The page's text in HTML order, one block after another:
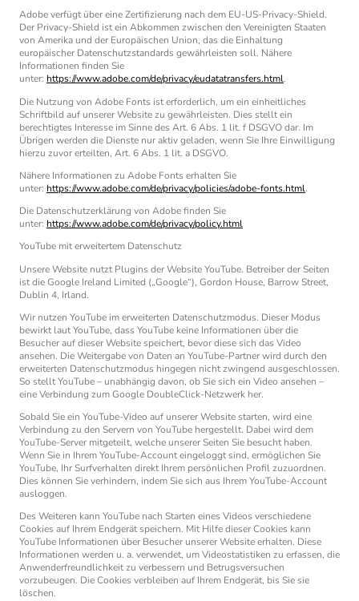
Adobe verfügt über eine Zertifizierung nach dem EU-US-Privacy-Shield.
Der Privacy-Shield ist ein Abkommen zwischen den Vereinigten Staaten
von Amerika und der Europäischen Union, das die Einhaltung
europäischer Datenschutzstandards gewährleisten soll. Nähere
Informationen finden Sie
unter: https://www.adobe.com/de/privacy/eudatatransfers.html.
Die Nutzung von Adobe Fonts ist erforderlich, um ein einheitliches
Schriftbild auf unserer Website zu gewährleisten. Dies stellt ein
berechtigtes Interesse im Sinne des Art. 6 Abs. 1 lit. f DSGVO dar. Im
Übrigen werden die Dienste nur aktiv geladen, wenn Sie Ihre Einwilligung
hierzu zuvor erteilten, Art. 6 Abs. 1 lit. a DSGVO.
Nähere Informationen zu Adobe Fonts erhalten Sie
unter: https://www.adobe.com/de/privacy/policies/adobe-fonts.html.
Die Datenschutzerklärung von Adobe finden Sie
unter: https://www.adobe.com/de/privacy/policy.html
YouTube mit erweitertem Datenschutz
Unsere Website nutzt Plugins der Website YouTube. Betreiber der Seiten
ist die Google Ireland Limited („Google“), Gordon House, Barrow Street,
Dublin 4, Irland.
Wir nutzen YouTube im erweiterten Datenschutzmodus. Dieser Modus
bewirkt laut YouTube, dass YouTube keine Informationen über die
Besucher auf dieser Website speichert, bevor diese sich das Video
ansehen. Die Weitergabe von Daten an YouTube-Partner wird durch den
erweiterten Datenschutzmodus hingegen nicht zwingend ausgeschlossen.
So stellt YouTube – unabhängig davon, ob Sie sich ein Video ansehen –
eine Verbindung zum Google DoubleClick-Netzwerk her.
Sobald Sie ein YouTube-Video auf unserer Website starten, wird eine
Verbindung zu den Servern von YouTube hergestellt. Dabei wird dem
YouTube-Server mitgeteilt, welche unserer Seiten Sie besucht haben.
Wenn Sie in Ihrem YouTube-Account eingeloggt sind, ermöglichen Sie
YouTube, Ihr Surfverhalten direkt Ihrem persönlichen Profil zuzuordnen.
Dies können Sie verhindern, indem Sie sich aus Ihrem YouTube-Account
ausloggen.
Des Weiteren kann YouTube nach Starten eines Videos verschiedene
Cookies auf Ihrem Endgerät speichern. Mit Hilfe dieser Cookies kann
YouTube Informationen über Besucher unserer Website erhalten. Diese
Informationen werden u. a. verwendet, um Videostatistiken zu erfassen, die
Anwenderfreundlichkeit zu verbessern und Betrugsversuchen
vorzubeugen. Die Cookies verbleiben auf Ihrem Endgerät, bis Sie sie
löschen.